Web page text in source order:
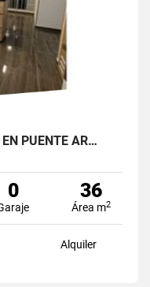
PUENTE AR…
0 36
Área m2
Alquiler